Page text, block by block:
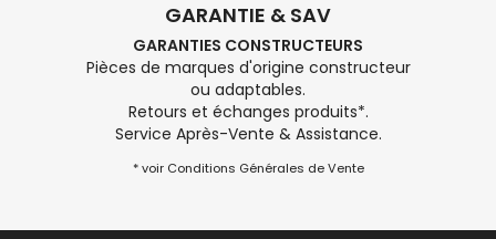
GARANTIE & SAV
GARANTIES CONSTRUCTEURS
Pièces de marques d'origine constructeur
ou adaptables.
Retours et échanges produits*.
Service Après-Vente & Assistance.
* voir Conditions Générales de Vente